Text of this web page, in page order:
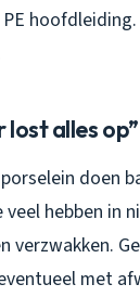
alles op”
doen
hebben in
verzwakken.
met